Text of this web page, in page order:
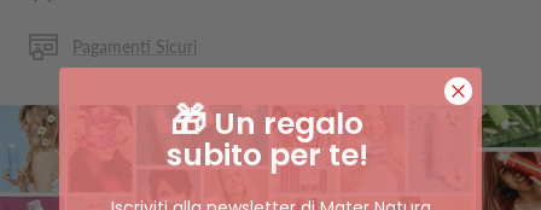
Pagamenti Sicuri
🎁Un regalo
subito per te!